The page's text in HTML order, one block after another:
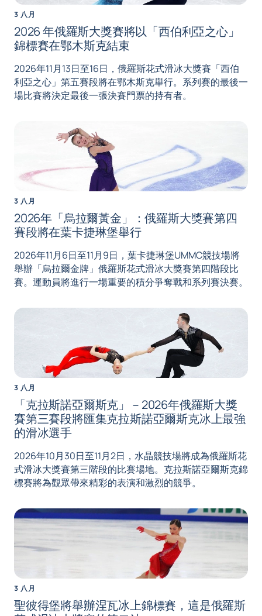
3 八月
2026 年俄羅斯大獎賽將以「西伯利亞之心」
錦標賽在鄂木斯克結束
2026年11月13日至16日，俄羅斯花式滑冰大獎賽「西伯
利亞之心」第五賽段將在鄂木斯克舉行。系列賽的最後一
場比賽將決定最後一張決賽門票的持有者。
3 八月
2026年「烏拉爾黃金」：俄羅斯大獎賽第四
賽段將在葉卡捷琳堡舉行
2026年11月6日至11月9日，葉卡捷琳堡UMMC競技場將
舉辦「烏拉爾金牌」俄羅斯花式滑冰大獎賽第四階段比
賽。運動員將進行一場重要的積分爭奪戰和系列賽決賽。
3 八月
「克拉斯諾亞爾斯克」－2026年俄羅斯大獎
賽第三賽段將匯集克拉斯諾亞爾斯克冰上最強
的滑冰選手
2026年10月30日至11月2日，水晶競技場將成為俄羅斯花
式滑冰大獎賽第三階段的比賽場地。克拉斯諾亞爾斯克錦
標賽將為觀眾帶來精彩的表演和激烈的競爭。
3 八月
聖彼得堡將舉辦涅瓦冰上錦標賽，這是俄羅斯